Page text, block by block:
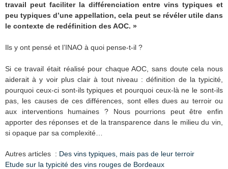
travail peut faciliter la différenciation entre vins typiques et
peu typiques d’une appellation, cela peut se révéler utile dans
le contexte de redéfinition des AOC. »
Ils y ont pensé et l’INAO à quoi pense-t-il ?
Si ce travail était réalisé pour chaque AOC, sans doute cela nous
aiderait à y voir plus clair à tout niveau : définition de la typicité,
pourquoi ceux-ci sont-ils typiques et pourquoi ceux-là ne le sont-ils
pas, les causes de ces différences, sont elles dues au terroir ou
aux interventions humaines ? Nous pourrions peut être enfin
apporter des réponses et de la transparence dans le milieu du vin,
si opaque par sa complexité…
Autres articles : Des vins typiques, mais pas de leur terroir
Etude sur la typicité des vins rouges de Bordeaux